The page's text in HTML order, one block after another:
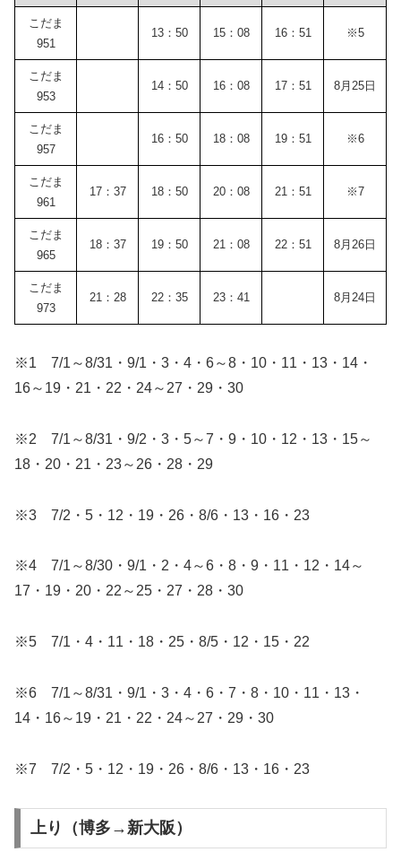
こだま
951
13：50 15：08 16：51 ※5
こだま
953
14：50 16：08 17：51 8月25日
こだま
957
16：50 18：08 19：51 ※6
こだま
961
17：37 18：50 20：08 21：51 ※7
こだま
965
18：37 19：50 21：08 22：51 8月26日
こだま
973
21：28 22：35 23：41 8月24日
※1 7/1～8/31・9/1・3・4・6～8・10・11・13・14・
16～19・21・22・24～27・29・30
※2 7/1～8/31・9/2・3・5～7・9・10・12・13・15～
18・20・21・23～26・28・29
※3 7/2・5・12・19・26・8/6・13・16・23
※4 7/1～8/30・9/1・2・4～6・8・9・11・12・14～
17・19・20・22～25・27・28・30
※5 7/1・4・11・18・25・8/5・12・15・22
※6 7/1～8/31・9/1・3・4・6・7・8・10・11・13・
14・16～19・21・22・24～27・29・30
※7 7/2・5・12・19・26・8/6・13・16・23
上り（博多→新大阪）